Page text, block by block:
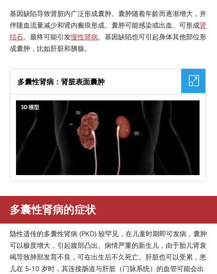
基因缺陷导致肾脏内广泛形成囊肿。囊肿随着年龄而逐渐增大，并
伴随血流量减少和肾内瘢痕形成。囊肿可能感染或出血。可形成肾
结石。最终可能引发慢性肾病。基因缺陷也可引起身体其他部位形
成囊肿，比如肝脏和胰腺。
多囊性肾病：肾脏表面囊肿
3D 模型
多囊性肾病的症状
隐性遗传的多囊性肾病 (PKD) 较罕见，在儿童时期即可发病，囊肿
可以极度增大，引起腹部凸出。病情严重的新生儿，由于胎儿肾衰
竭导致肺部发育不良，可在出生后不久死亡。肝脏也可以受累，患
儿在 5-10 岁时，其连接肠道与肝脏（门脉系统）的血管可能会出